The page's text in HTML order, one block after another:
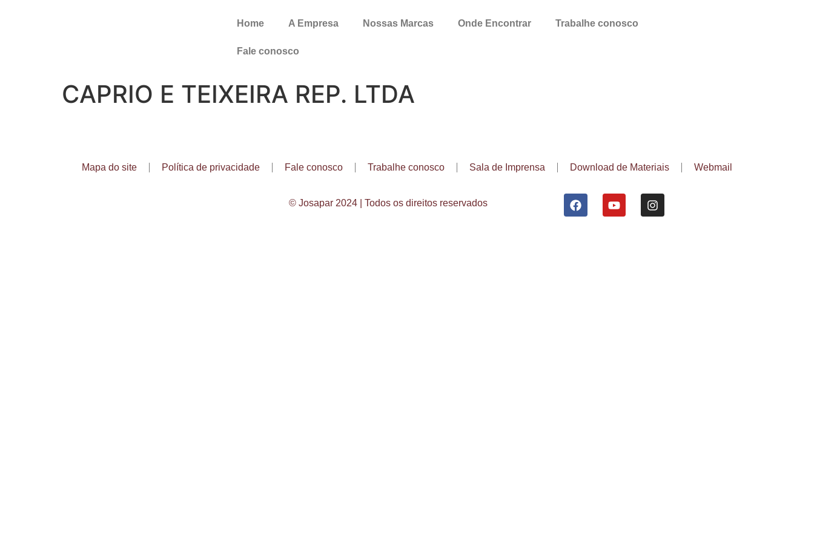
Home A Empresa Nossas Marcas Onde Encontrar Trabalhe conosco
Fale conosco
CAPRIO E TEIXEIRA REP. LTDA
Mapa do site Política de privacidade Fale conosco Trabalhe conosco Sala de Imprensa Download de Materiais Webmail
© Josapar 2024 | Todos os direitos reservados